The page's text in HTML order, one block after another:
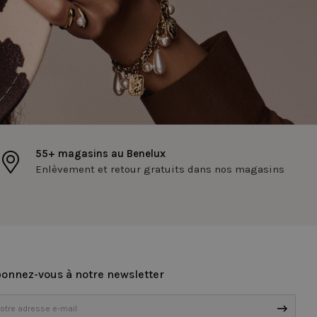
55+ magasins au Benelux
Enlèvement et retour gratuits dans nos magasins
vous à notre newsletter
de
sur le site.
Utilisé en
d'identifier de
pour permettre
Leur
un numéro
récemment
van de